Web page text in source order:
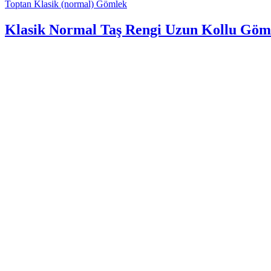
Toptan Klasik (normal) Gömlek
Klasik Normal Taş Rengi Uzun Kollu